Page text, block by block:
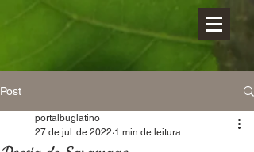
Post
portalbuglatino
27 de jul. de 2022 1 min de leitura